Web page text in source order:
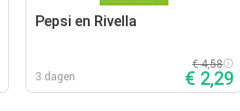
Pepsi en Rivella
3 dagen
€ 4,58
€ 2,29